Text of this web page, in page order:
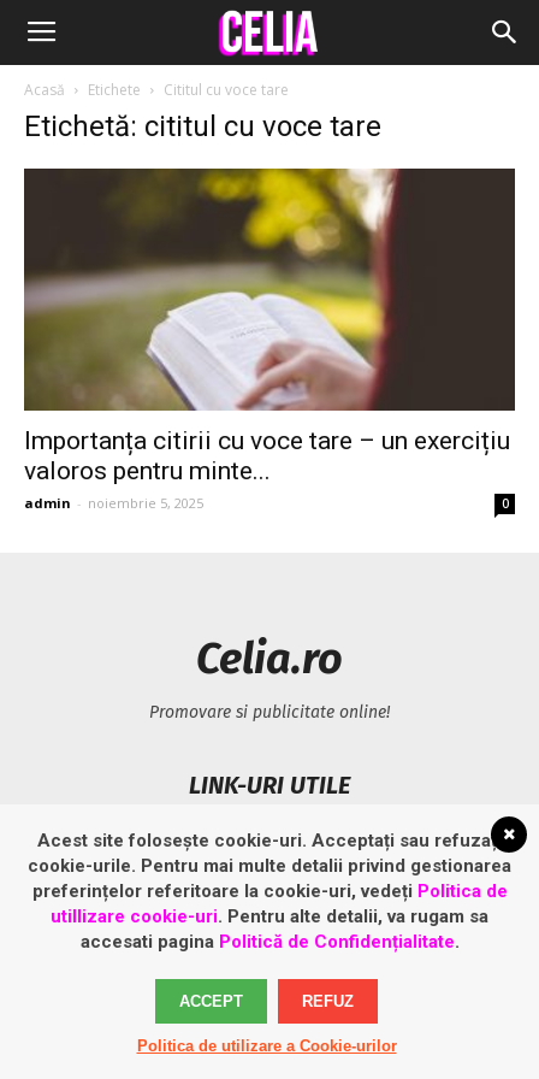
Acasă Etichete Cititul cu voce tare
Etichetă: cititul cu voce tare
Importanța citirii cu voce tare – un exercițiu
valoros pentru minte...
admin - noiembrie 5, 2025 0
Celia.ro
Promovare si publicitate online!
LINK-URI UTILE
Politică privind fișierele cookies
Politică de confidențialitate
Acest site folosește cookie-uri. Acceptați sau refuzați
cookie-urile. Pentru mai multe detalii privind gestionarea
preferințelor referitoare la cookie-uri, vedeți Politica de
utillizare cookie-uri. Pentru alte detalii, va rugam sa
accesati pagina Politică de Confidențialitate.
ACCEPT REFUZ
Politica de utilizare a Cookie-urilor